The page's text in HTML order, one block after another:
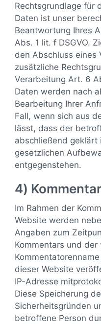
Rechtsgrundlage für
Daten ist unser
Beantwortung Ihres
Abs. 1 lit. f DSGVO.
den Abschluss eines
zusätzliche
Verarbeitung Art. 6
Daten werden nach
Bearbeitung Ihrer
Fall, wenn sich aus
lässt, dass der
abschließend geklärt
gesetzlichen
entgegenstehen.
4)
Im Rahmen der
Website werden
Angaben zum
Kommentars und
dieser Website
IP-Adresse
Diese Speicherung
Sicherheitsgründen
betroffene Person